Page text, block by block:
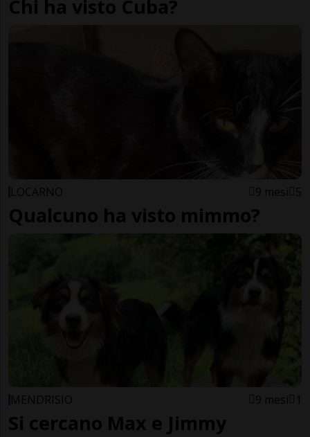
Chi ha visto Cuba?
LOCARNO 9 mesi 5
Qualcuno ha visto mimmo?
MENDRISIO 9 mesi 1
Si cercano Max e Jimmy